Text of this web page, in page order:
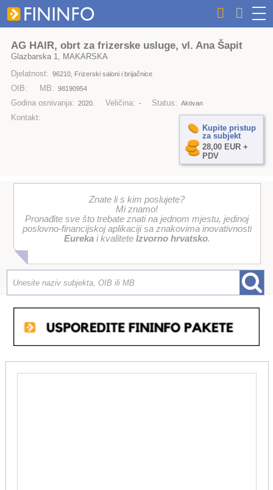
AG HAIR, obrt za frizerske usluge, vl. Ana Šapit
Glazbarska 1, MAKARSKA
Djelatnost: 96210, Frizerski saloni i brijačnice
OIB: MB: 98190954
Godina osnivanja: 2020. Veličina: - Status: Aktivan
Kontakt:
Kupite pristup
za subjekt
28,00 EUR +
PDV
Znate li s kim poslujete?
Mi znamo!
Pronađite sve što trebate znati na jednom mjestu, jedinoj
poslovno-financijskoj aplikaciji sa znakovima inovativnosti
Eurekai kvalitete Izvorno hrvatsko.